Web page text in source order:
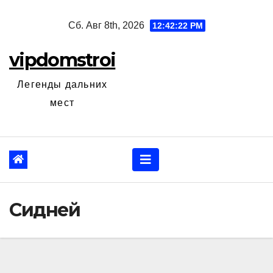
Сб. Авг 8th, 2026 12:42:23 PM
vipdomstroi
Легенды дальних
мест
Сидней